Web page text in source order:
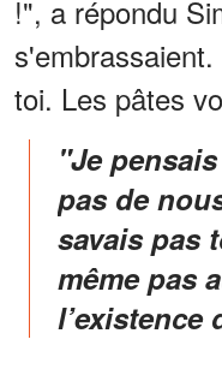
!", a répondu
toi. Les pâtes
"Je pensais qu'il ne se souciait
pas de
savais pas
même pas
l’existence